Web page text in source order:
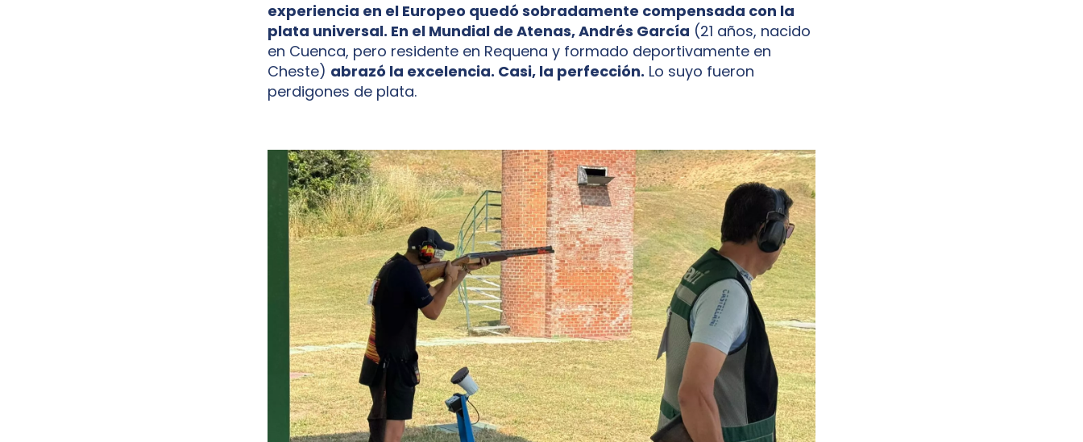
experiencia en el Europeo quedó sobradamente compensada con la
plata universal. En el Mundial de Atenas, Andrés García (21 años, nacido
en Cuenca, pero residente en Requena y formado deportivamente en
Cheste) abrazó la excelencia. Casi, la perfección. Lo suyo fueron
perdigones de plata.